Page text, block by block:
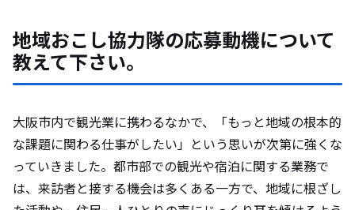
とを教えて下さい。
い。
美浜町の住民と触れ合った際の印象と、エ
ピソードも添えて教えて下さい。
地域おこし協力隊の応募動機について
教えて下さい。
大阪市内で観光業に携わるなかで、「もっと地域の根本的
な課題に関わる仕事がしたい」という思いが次第に強くな
っていきました。都市部での観光や宿泊に関する業務で
は、来訪者と接する機会は多くある一方で、地域に根ざし